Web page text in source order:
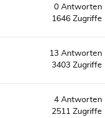
0Antworten
1646Zugriffe
13Antworten
3403Zugriffe
4Antworten
2511Zugriffe